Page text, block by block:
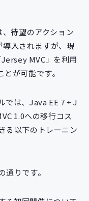
待望のアクション
導入されますが、現
MVC」を利用
が可能です。
では、Java EE 7 + J
1.0への移行コス
る以下のトレーニン
りです。